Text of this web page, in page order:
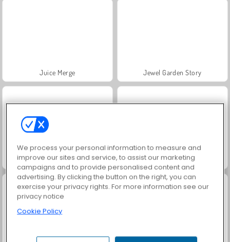
Juice Merge Jewel Garden Story
Grand Mahjong Connect Trollface Quest: USA 2
We process your personal information to measure and
improve our sites and service, to assist our marketing
campaigns and to provide personalised content and
advertising. By clicking the button on the right, you can
exercise your privacy rights. For more information see our
privacy notice
Cookie Policy